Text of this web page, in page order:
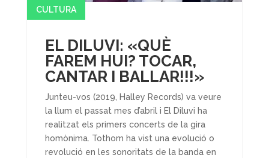
EL DILUVI: «QUÈ
FAREM HUI? TOCAR,
CANTAR I BALLAR!!!»
CULTURA
Junteu-vos (2019, Halley Records) va veure
la llum el passat mes d’abril i El Diluvi ha
realitzat els primers concerts de la gira
homònima. Tothom ha vist una evolució o
revolució en les sonoritats de la banda en